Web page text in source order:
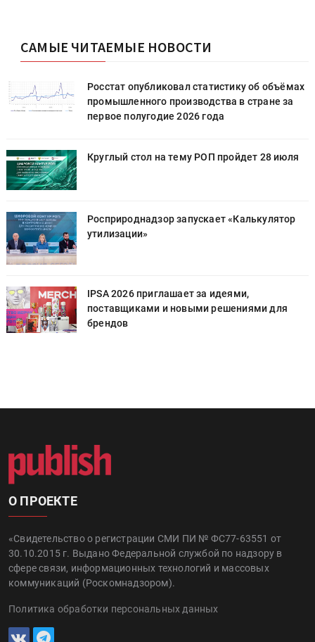
САМЫЕ ЧИТАЕМЫЕ НОВОСТИ
Росстат опубликовал статистику об объёмах
промышленного производства в стране за
первое полугодие 2026 года
Круглый стол на тему РОП пройдет 28 июля
Росприроднадзор запускает «Калькулятор
утилизации»
IPSA 2026 приглашает за идеями,
поставщиками и новыми решениями для
брендов
О ПРОЕКТЕ
«Свидетельство о регистрации СМИ ПИ № ФС77-63551 от
30.10.2015 г. Выдано Федеральной службой по надзору в
сфере связи, информационных технологий и массовых
коммуникаций (Роскомнадзором).
Политика обработки персональных данных